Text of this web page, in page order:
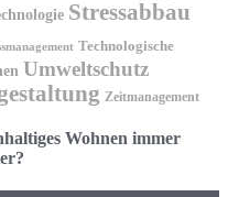
Stressabbau
Technologische
Umweltschutz
Zeitmanagement
Wohnen immer